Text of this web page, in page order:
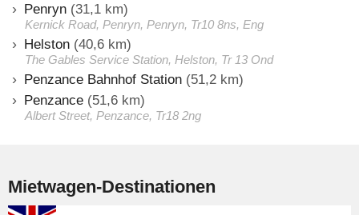
Penryn (31,1 km)
Kernick Road, Penryn, Penryn, Tr10 8ns, Eng
Helston (40,6 km)
The Gables Service Station, Helston, Tr 13 Ond
Penzance Bahnhof Station (51,2 km)
Penzance (51,6 km)
Albert Street, Penzance, Tr18 2ng
Mietwagen-Destinationen